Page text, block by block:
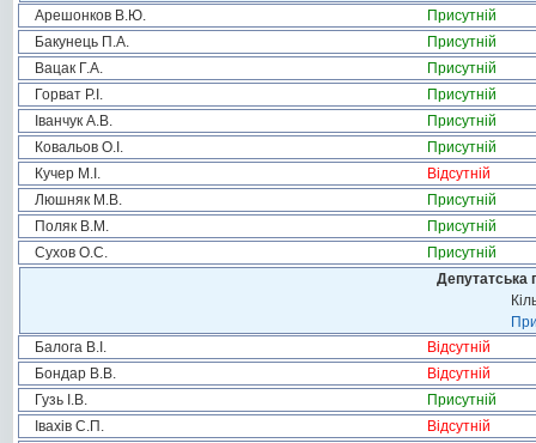
Арешонков В.Ю.
Присутній
Бакунець П.А.
Присутній
Вацак Г.А.
Присутній
Горват Р.І.
Присутній
Іванчук А.В.
Присутній
Ковальов О.І.
Присутній
Кучер М.І.
Відсутній
Люшняк М.В.
Присутній
Поляк В.М.
Присутній
Сухов О.С.
Присутній
Депутатська
Балога В.І.
Відсутній
Бондар В.В.
Відсутній
Гузь І.В.
Присутній
Івахів С.П.
Відсутній